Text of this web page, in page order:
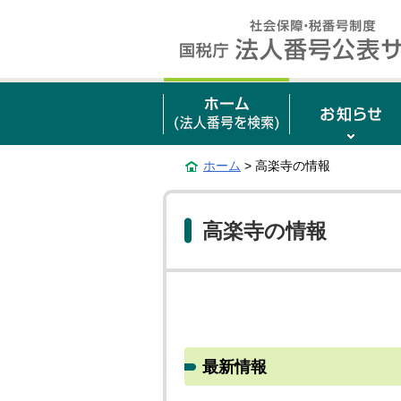
ホーム > 高楽寺の情報
高楽寺の情報
最新情報